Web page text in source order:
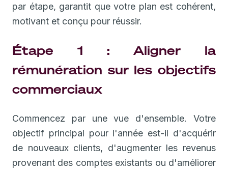
par étape, garantit que votre plan est cohérent,
motivant et conçu pour réussir.
Étape 1 : Aligner la
rémunération sur les objectifs
commerciaux
Commencez par une vue d'ensemble. Votre
objectif principal pour l'année est-il d'acquérir
de nouveaux clients, d'augmenter les revenus
provenant des comptes existants ou d'améliorer